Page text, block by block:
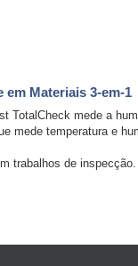
Materiais 3-em-1
TotalCheck mede a
mede temperatura e
trabalhos de